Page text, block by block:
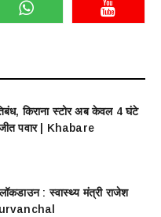
किराना स्टोर अब केवल 4 घंटे
पवार | Khabare
: स्वास्थ्य मंत्री राजेश